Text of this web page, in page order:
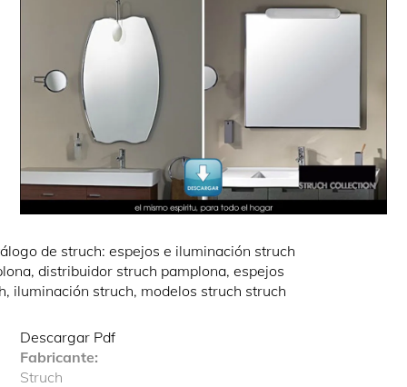
Descargar Pdf
Fabricante:
Struch